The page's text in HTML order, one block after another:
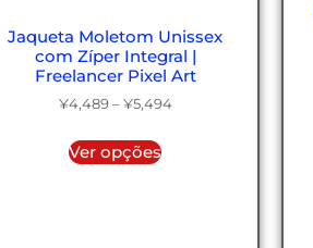
Jaqueta Moletom Unissex
com Zíper Integral |
Freelancer Pixel Art
¥4,489 – ¥5,494
Ver opções